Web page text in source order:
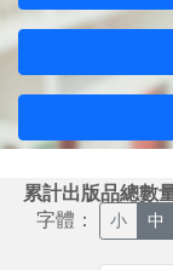
累計出版品總數
字體： 小 中